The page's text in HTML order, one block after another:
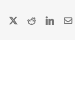
Facebook Reddit